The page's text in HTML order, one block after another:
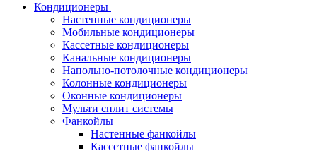
Кондиционеры
Настенные кондиционеры
Мобильные кондиционеры
Кассетные кондиционеры
Канальные кондиционеры
Напольно-потолочные кондиционеры
Колонные кондиционеры
Оконные кондиционеры
Мульти сплит системы
Фанкойлы
Настенные фанкойлы
Кассетные фанкойлы